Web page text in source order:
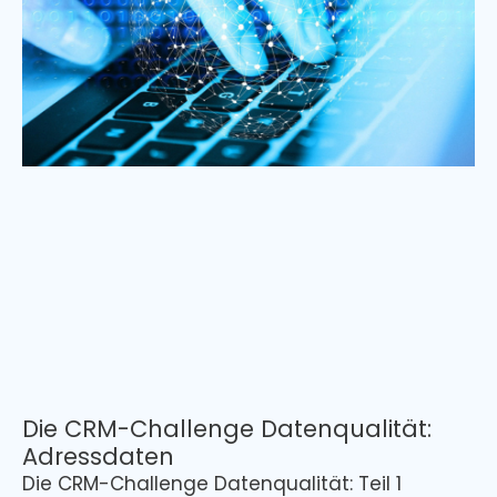
Die CRM-Challenge Datenqualität:
Adressdaten
Die CRM-Challenge Datenqualität: Teil 1